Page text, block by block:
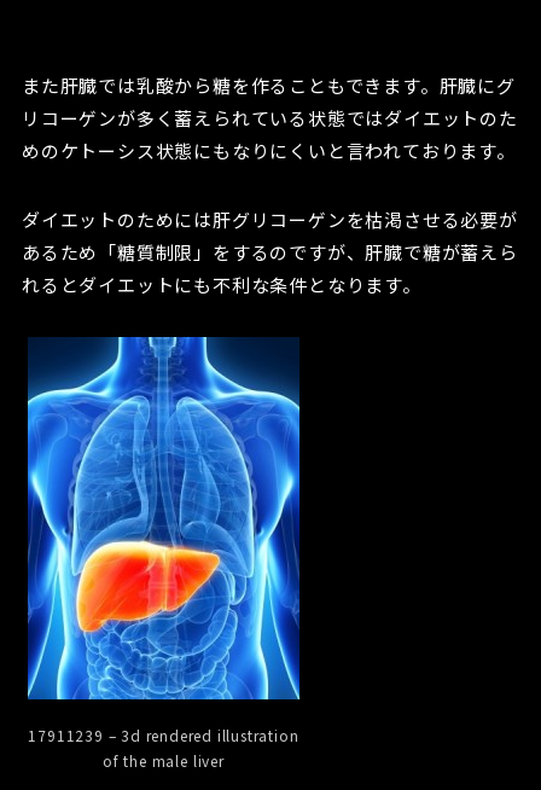
また肝臓では乳酸から糖を作ることもできます。肝臓にグ
リコーゲンが多く蓄えられている状態ではダイエットのた
めのケトーシス状態にもなりにくいと言われております。
ダイエットのためには肝グリコーゲンを枯渇させる必要が
あるため「糖質制限」をするのですが、肝臓で糖が蓄えら
れるとダイエットにも不利な条件となります。
17911239 – 3d rendered illustration
of the male liver